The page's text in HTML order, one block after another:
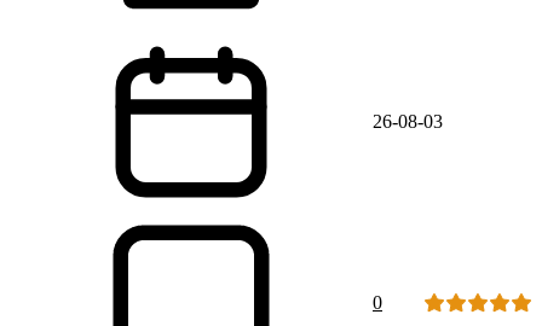
26-08-03
0